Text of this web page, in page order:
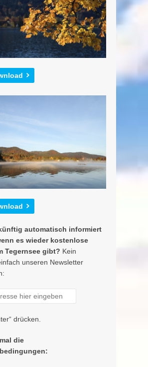
automatisch informiert
es wieder kostenlose
Tegernsee gibt? Kein
unseren Newsletter
drücken.
die